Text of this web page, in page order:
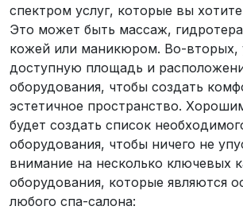
спектром услуг, которые вы
Это может быть массаж,
кожей или маникюром. Во-вторых,
доступную площадь и
оборудования, чтобы создать
эстетичное пространство.
будет создать список
оборудования, чтобы ничего не
внимание на несколько ключевых
оборудования, которые являются
любого спа-салона: